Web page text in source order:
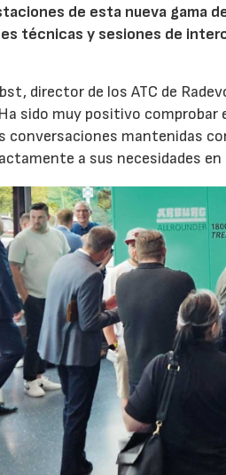
de esta nueva gama
técnicas y sesiones de
director de los ATC de
sido muy positivo
conversaciones mantenidas
a sus necesidades